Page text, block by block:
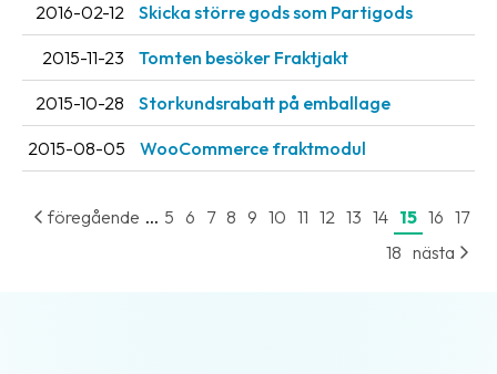
2016-02-12 Skicka större gods som Partigods
2015-11-23 Tomten besöker Fraktjakt
2015-10-28 Storkundsrabatt på emballage
2015-08-05 WooCommerce fraktmodul
föregående ... 5 6 7 8 9 10 11 12 13 14 15 16 17
18 nästa